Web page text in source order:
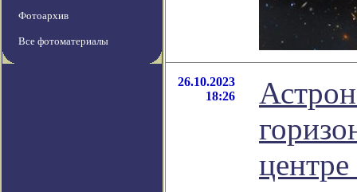
Фотоархив
Все фотоматериалы
26.10.2023
18:26